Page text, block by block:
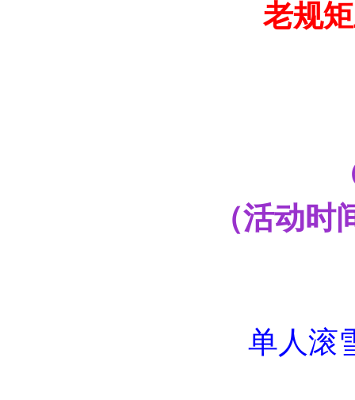
老规
（活动
单人滚